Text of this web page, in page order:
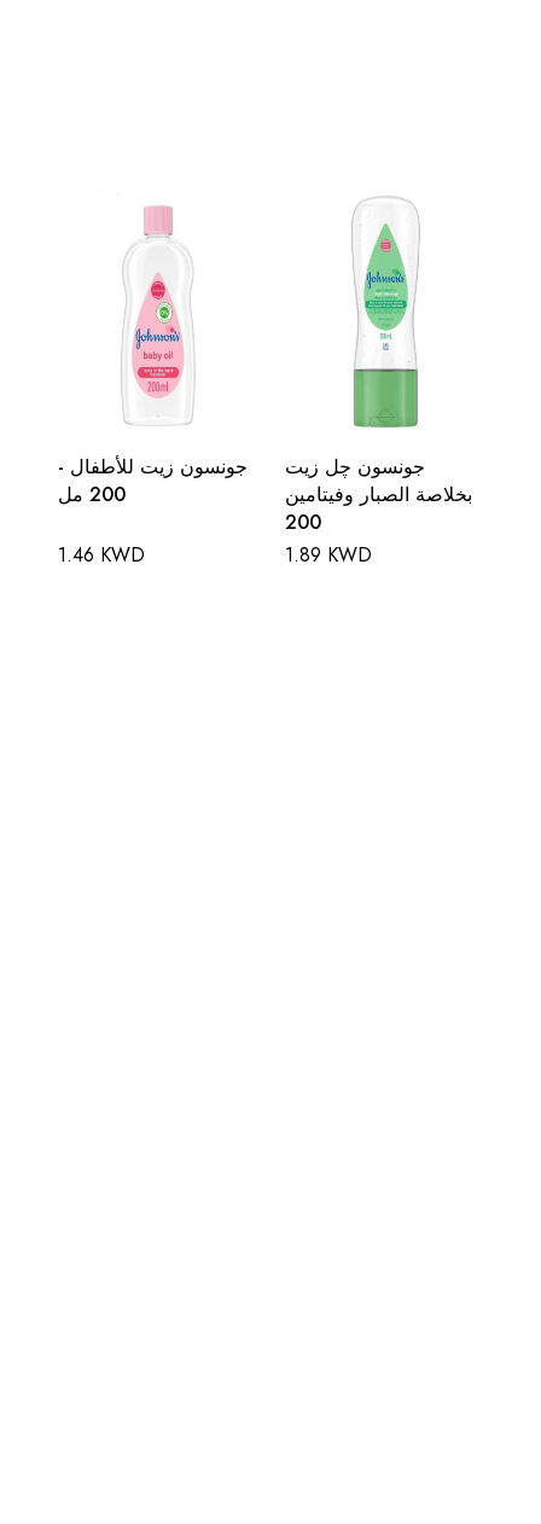
جونسون زيت للأطفال -
200 مل
1.46 KWD
جونسون چل زيت
بخلاصة الصبار وفيتامين
200
1.89 KWD